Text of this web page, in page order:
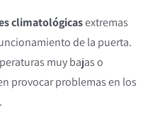
climatológicasextremas
de la puerta.
muy bajas o
provocar problemas en los